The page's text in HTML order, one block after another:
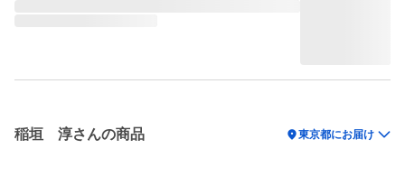
稲垣 淳さんの商品 location_on東京都にお届け